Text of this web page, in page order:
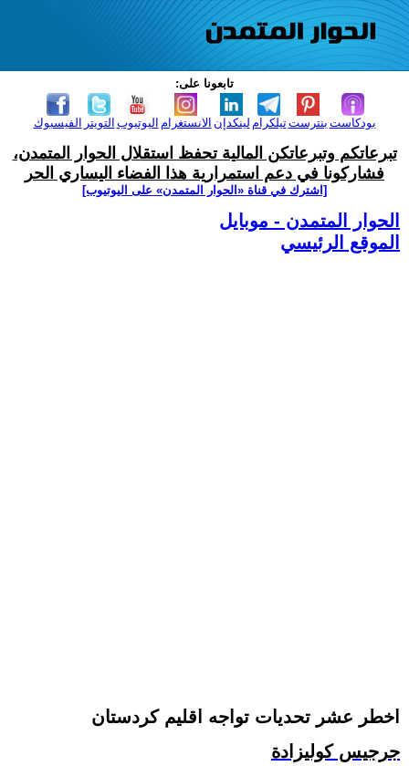
تابعونا على:
الفيسبوك التويتر اليوتيوب الانستغرام لينكدإن تيلكرامبنترست بودكاست
تبرعاتكم وتبرعاتكن المالية تحفظ استقلال الحوار المتمدن،
فشاركونا في دعم استمرارية هذا الفضاء اليساري الحر
[اشترك في قناة ‫«الحوار المتمدن» على اليوتيوب]
الحوار المتمدن - موبايل
الموقع الرئيسي
اخطر عشر تحديات تواجه اقليم كردستان
جرجيس كوليزادة